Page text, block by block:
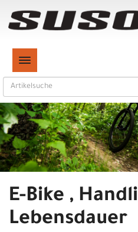
TOGGLE NAVIGATION
E-Bike ,
Lebensdauer